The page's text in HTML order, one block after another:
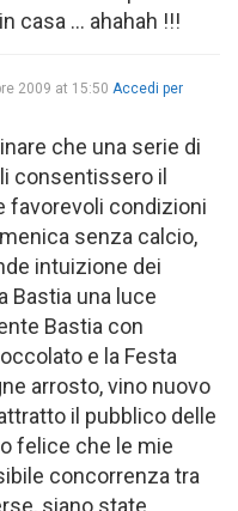
casa … ahahah !!!
2009 at 15:50 Accedi per
che una serie di
consentissero il
favorevoli condizioni
senza calcio,
intuizione dei
Bastia una luce
Bastia con
e la Festa
arrosto, vino nuovo
il pubblico delle
felice che le mie
concorrenza tra
siano state